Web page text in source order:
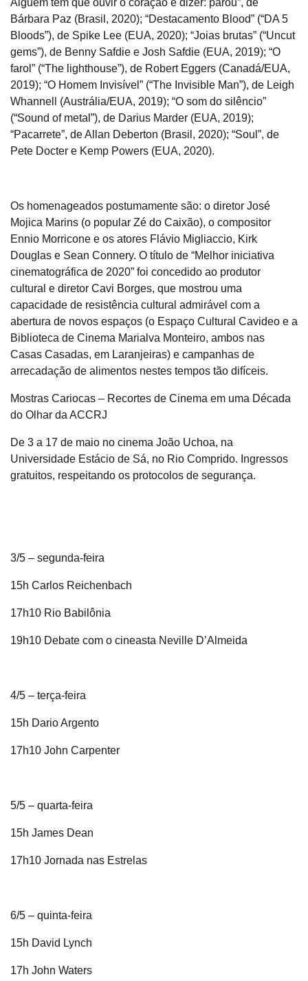
Bárbara Paz (Brasil, 2020); “Destacamento Blood” (“DA 5
Bloods”), de Spike Lee (EUA, 2020); “Joias brutas” (“Uncut
gems”), de Benny Safdie e Josh Safdie (EUA, 2019); “O
farol” (“The lighthouse”), de Robert Eggers (Canadá/EUA,
2019); “O Homem Invisível” (“The Invisible Man”), de Leigh
Whannell (Austrália/EUA, 2019); “O som do silêncio”
(“Sound of metal”), de Darius Marder (EUA, 2019);
“Pacarrete”, de Allan Deberton (Brasil, 2020); “Soul”, de
Pete Docter e Kemp Powers (EUA, 2020).
Os homenageados postumamente são: o diretor José
Mojica Marins (o popular Zé do Caixão), o compositor
Ennio Morricone e os atores Flávio Migliaccio, Kirk
Douglas e Sean Connery. O título de “Melhor iniciativa
cinematográfica de 2020” foi concedido ao produtor
cultural e diretor Cavi Borges, que mostrou uma
capacidade de resistência cultural admirável com a
abertura de novos espaços (o Espaço Cultural Cavideo e a
Biblioteca de Cinema Marialva Monteiro, ambos nas
Casas Casadas, em Laranjeiras) e campanhas de
arrecadação de alimentos nestes tempos tão difíceis.
Mostras Cariocas – Recortes de Cinema em uma Década
do Olhar da ACCRJ
De 3 a 17 de maio no cinema João Uchoa, na
Universidade Estácio de Sá, no Rio Comprido. Ingressos
gratuitos, respeitando os protocolos de segurança.
3/5 – segunda-feira
15h Carlos Reichenbach
17h10 Rio Babilônia
19h10 Debate com o cineasta Neville D’Almeida
4/5 – terça-feira
15h Dario Argento
17h10 John Carpenter
5/5 – quarta-feira
15h James Dean
17h10 Jornada nas Estrelas
6/5 – quinta-feira
15h David Lynch
17h John Waters